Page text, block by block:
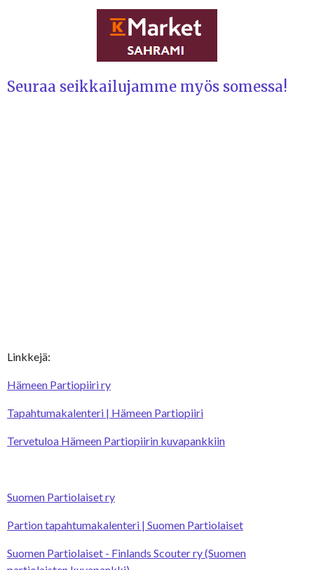
Seuraa seikkailujamme myös somessa!
Linkkejä:
Hämeen Partiopiiri ry
Tapahtumakalenteri | Hämeen Partiopiiri
Tervetuloa Hämeen Partiopiirin kuvapankkiin
Suomen Partiolaiset ry
Partion tapahtumakalenteri | Suomen Partiolaiset
Suomen Partiolaiset - Finlands Scouter ry(Suomen